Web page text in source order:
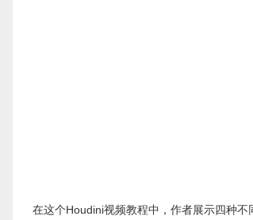
在这个Houdini视频教程中，作者展示四种